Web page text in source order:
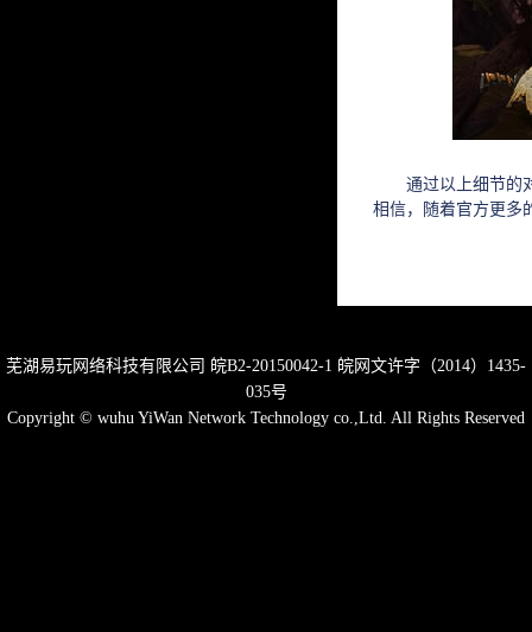
通过以上细节的对
相信，随着官方更多
芜湖易玩网络科技有限公司 皖B2-20150042-1 皖网文许字（2014）1435-
035号
Copyright © wuhu YiWan Network Technology co.,Ltd. All Rights Reserved